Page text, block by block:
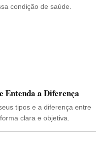
condição de saúde.
Entenda a Diferença
tipos e a diferença entre
clara e objetiva.